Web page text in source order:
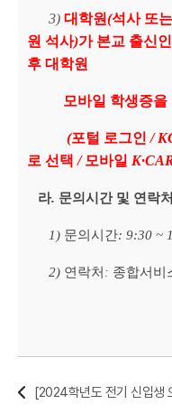
3) 대학원(석사 또
원 석사)가 본교 출신
후 대학원
모바일 학생증
(포털 로그인 /
로 선택 /모바일
라. 문의시간 및 연락처
1) 문의시간: 9:30 ~
2) 연락처 : 종합서비
[2024학년도 전기 신입생